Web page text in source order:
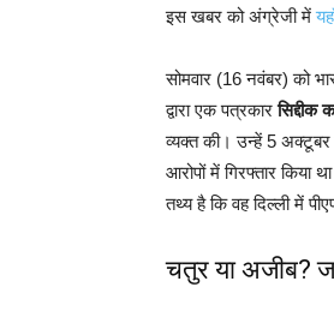
इस खबर को अंग्रेजी में
सोमवार (16 नवंबर) को
द्वारा एक पत्रकारसिद्दीक
व्यक्त की। उन्हें 5
आरोपों में गिरफ्तार
तथ्य है कि वह दिल्ली में
चतुर या अजीब?